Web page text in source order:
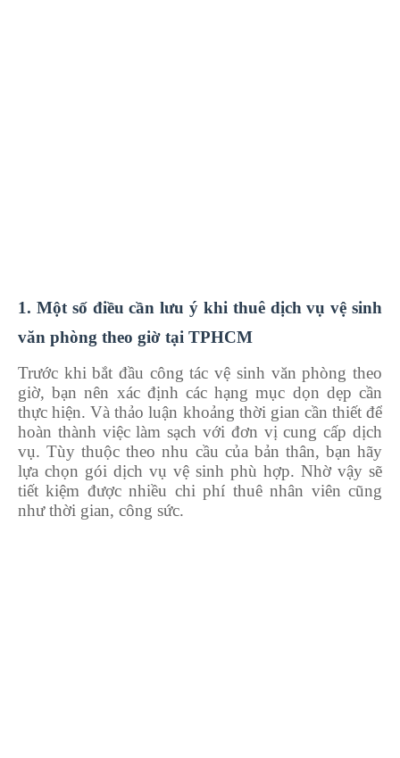
1. Một số điều cần lưu ý khi thuê dịch vụ vệ sinh
văn phòng theo giờ tại TPHCM
Trước khi bắt đầu công tác vệ sinh văn phòng theo
giờ, bạn nên xác định các hạng mục dọn dẹp cần
thực hiện. Và thảo luận khoảng thời gian cần thiết để
hoàn thành việc làm sạch với đơn vị cung cấp dịch
vụ. Tùy thuộc theo nhu cầu của bản thân, bạn hãy
lựa chọn gói dịch vụ vệ sinh phù hợp. Nhờ vậy sẽ
tiết kiệm được nhiều chi phí thuê nhân viên cũng
như thời gian, công sức.